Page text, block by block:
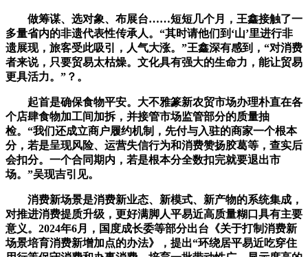
做筹谋、选对象、布展台……短短几个月，王鑫接触了一
多量省内的非遗代表性传承人。“其时请他们到‘山’里进行非
遗展现，旅客受此吸引，人气大涨。”王鑫深有感到，“对消费
者来说，只要贸易太枯燥。文化具有强大的生命力，能让贸易
更具活力。”？。
起首是确保食物平安。大不雅篆新农贸市场办理朴直在各
个店肆食物加工间加拆，并接管市场监管部分的质量抽
检。“我们还成立商户履约机制，先付与入驻的商家一个根本
分，若是呈现风险、运营失信行为和消费赞扬胶葛等，查实后
会扣分。一个合同期内，若是根本分全数扣完就要退出市
场。”吴现吉引见。
消费新场景是消费新业态、新模式、新产物的系统集成，
对推进消费提质升级，更好满脚人平易近高质量糊口具有主要
意义。2024年6月，国度成长委等部分出台《关于打制消费新
场景培育消费新增加点的办法》，提出“环绕居平易近吃穿住